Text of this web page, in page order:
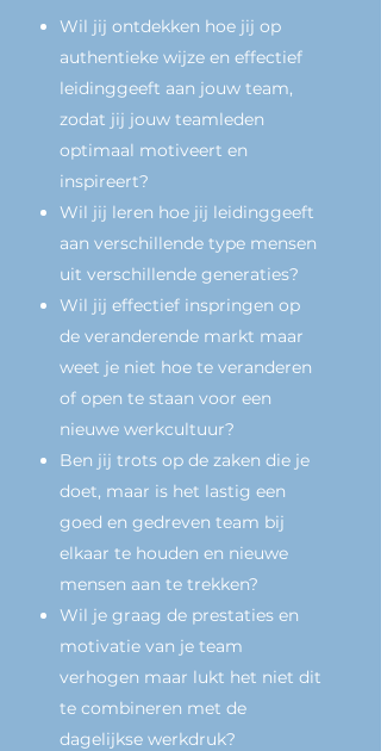
Wil jij ontdekken hoe jij op
authentieke wijze en effectief
leidinggeeft aan jouw team,
zodat jij jouw teamleden
optimaal motiveert en
inspireert?
Wil jij leren hoe jij leidinggeeft
aan verschillende type mensen
uit verschillende generaties?
Wil jij effectief inspringen op
de veranderende markt maar
weet je niet hoe te veranderen
of open te staan voor een
nieuwe werkcultuur?
Ben jij trots op de zaken die je
doet, maar is het lastig een
goed en gedreven team bij
elkaar te houden en nieuwe
mensen aan te trekken?
Wil je graag de prestaties en
motivatie van je team
verhogen maar lukt het niet dit
te combineren met de
dagelijkse werkdruk?